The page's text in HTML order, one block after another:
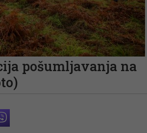
pošumljavanja na